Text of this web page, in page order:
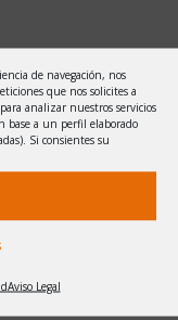
de navegación, nos
que nos solicites a
analizar nuestros servicios
base a un perfil elaborado
Si consientes su
Aviso Legal